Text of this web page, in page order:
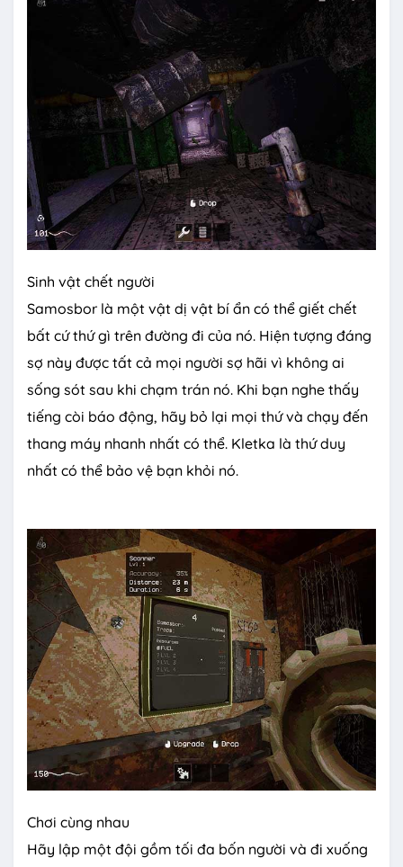
Sinh vật chết người
Samosbor là một vật dị vật bí ẩn có thể giết chết
bất cứ thứ gì trên đường đi của nó. Hiện tượng đáng
sợ này được tất cả mọi người sợ hãi vì không ai
sống sót sau khi chạm trán nó. Khi bạn nghe thấy
tiếng còi báo động, hãy bỏ lại mọi thứ và chạy đến
thang máy nhanh nhất có thể. Kletka là thứ duy
nhất có thể bảo vệ bạn khỏi nó.
Chơi cùng nhau
Hãy lập một đội gồm tối đa bốn người và đi xuống